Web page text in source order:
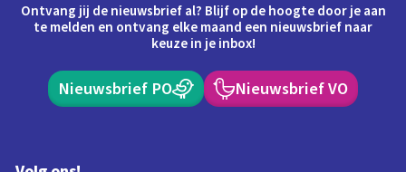
Ontvang jij de nieuwsbrief al? Blijf op de hoogte door je aan
te melden en ontvang elke maand een nieuwsbrief naar
keuze in je inbox!
Nieuwsbrief PO Nieuwsbrief VO